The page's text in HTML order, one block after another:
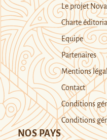
Le projet
Charte
Equipe
Partenaires
Mentions
Contact
Conditions
Conditions
NOS PAYS